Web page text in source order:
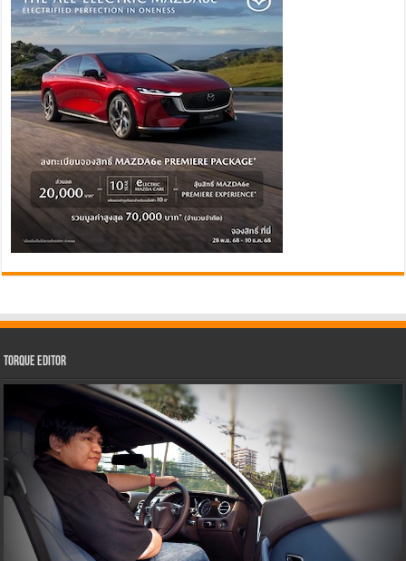
Torque Editor